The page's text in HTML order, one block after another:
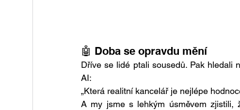
🤖 Doba se opravdu mění
Dříve se lidé ptali sousedů. Pak hledali
AI:
„Která realitní kancelář je nejlépe
A my jsme s lehkým úsměvem zjistili,